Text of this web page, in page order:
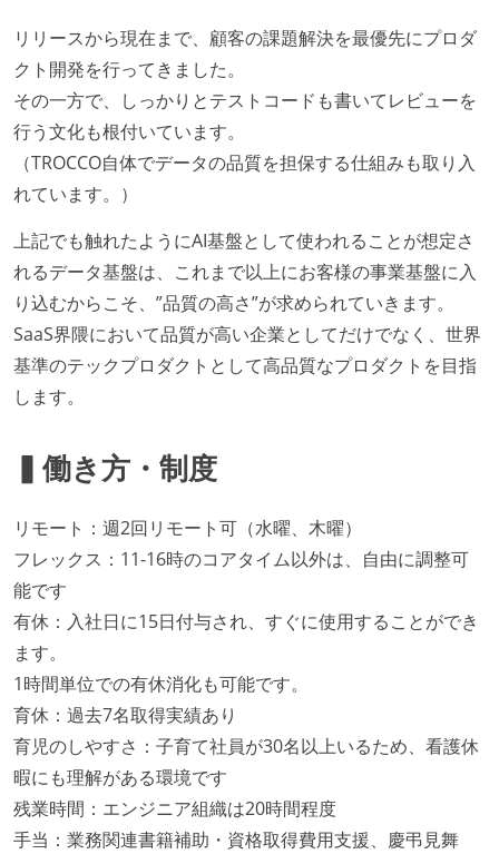
に準じるチーム内の打ち合わせを行っている
イテレーションの最後などに、定期的にチームでふり
かえりミーティングを行っている
継続的なデプロイ（デリバリー）を行っている
ワークフローの整備
各メンバーが実装したコードのマージは Pull Request
ベースで行われる
自動（＝システム化され、1コマンドで実行できる）
ビルド、自動デプロイ環境が整備されている
コードによるインフラ構成管理（Infrastructure as
Code）の環境が整備されている
オープンな情報共有
誰もがいつでも閲覧可能になっている
ドキュメントの整備やペアプロ、モブワークなど、ナ
レッジの共有を積極的に行っている（属人性を減らす
取り組みをしている）
労働環境の自由度
日本国内であれば、居住地は問わずにフルリモートで
きる
週3日リモート勤務のハイブリットワーク（週2出社）
業務時間中に中抜けできる制度がある
2年以内に未就学児を子育てしながら働いていたエン
リリースから現在まで、顧客の課題解決を最優先にプロダ
クト開発を行ってきました。
その一方で、しっかりとテストコードも書いてレビューを
行う文化も根付いています。
（TROCCO自体でデータの品質を担保する仕組みも取り入
れています。）
上記でも触れたようにAI基盤として使われることが想定さ
れるデータ基盤は、これまで以上にお客様の事業基盤に入
り込むからこそ、”品質の高さ”が求められていきます。
SaaS界隈において品質が高い企業としてだけでなく、世界
基準のテックプロダクトとして高品質なプロダクトを目指
します。
▍働き方・制度
リモート：週2回リモート可（水曜、木曜）
フレックス：11-16時のコアタイム以外は、自由に調整可
能です
有休：入社日に15日付与され、すぐに使用することができ
ます。
1時間単位での有休消化も可能です。
育休：過去7名取得実績あり
育児のしやすさ：子育て社員が30名以上いるため、看護休
暇にも理解がある環境です
残業時間：エンジニア組織は20時間程度
手当：業務関連書籍補助・資格取得費用支援、慶弔見舞